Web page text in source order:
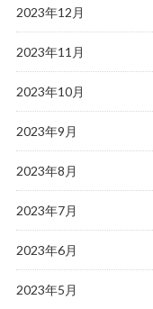
2023年12月
2023年11月
2023年10月
2023年9月
2023年8月
2023年7月
2023年6月
2023年5月